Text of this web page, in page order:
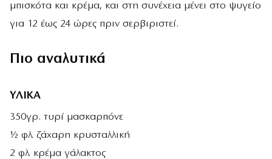
μπισκότα και κρέμα, και στη συνέχεια μένει στο ψυγείο
για 12 έως 24 ώρες πριν σερβιριστεί.
Πιο αναλυτικά
ΥΛΙΚΑ
350γρ. τυρί μασκαρπόνε
½ φλ. ζάχαρη κρυσταλλική
2 φλ. κρέμα γάλακτος